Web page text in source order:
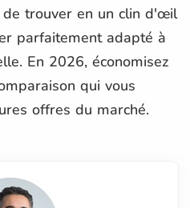
trouver en un clin d'œil
parfaitement adapté à
En 2026, économisez
qui vous
offres du marché.